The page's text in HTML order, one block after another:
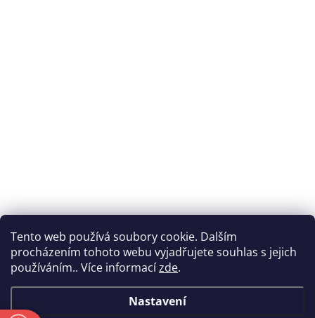
Tento web používá soubory cookie. Dalším
procházením tohoto webu vyjadřujete souhlas s jejich
používáním.. Více informacízde.
Nastavení